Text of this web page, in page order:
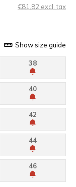
€81,82 excl. tax
Show size guide
38
40
42
44
46